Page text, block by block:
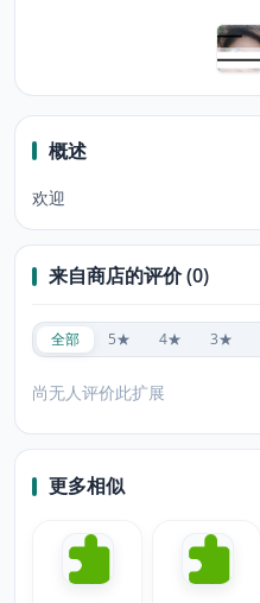
概述
欢迎
来自商店的评价 (0)
全部 5★ 4★ 3★
尚无人评价此扩展
更多相似